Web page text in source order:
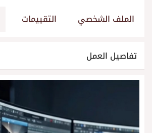
الملف الشخصي التقييمات
تفاصيل العمل